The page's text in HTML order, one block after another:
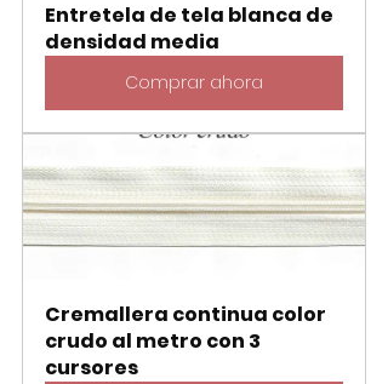
Entretela de tela blanca de
densidad media
Comprar ahora
Cremallera continua color
crudo al metro con 3
cursores